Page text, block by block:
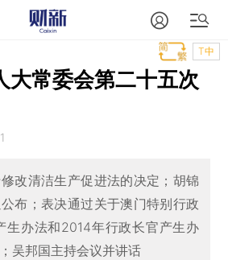
T中
大常委会第二十五次
改清洁生产促进法的决定；胡锦
布；表决通过关于澳门特别行政
生办法和2014年行政长官产生办
吴邦国主持会议并讲话